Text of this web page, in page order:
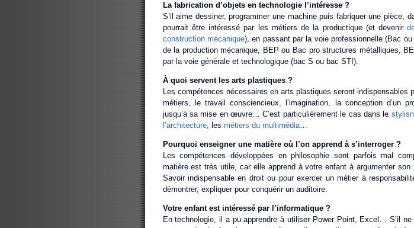
La fabrication d’objets en technologie l’intéresse ?
S’il aime dessiner, programmer une machine puis fabriquer une pièce,
pourrait être intéressé par les métiers de la productique (et devenir
construction mécanique), en passant par la voie professionnelle (Bac
de la production mécanique, BEP ou Bac pro structures métalliques,
par la voie générale et technologique (bac S ou bac STI).
À quoi servent les arts plastiques ?
Les compétences nécessaires en arts plastiques seront indispensables
métiers, le travail consciencieux, l’imagination, la conception d’un
jusqu’à sa mise en œuvre… C’est particulièrement le cas dans le
l’architecture, les métiers du multimédia…
Pourquoi enseigner une matière où l’on apprend à s’interroger ?
Les compétences développées en philosophie sont parfois mal
matière est très utile, car elle apprend à votre enfant à argumenter son
Savoir indispensable en droit ou pour exercer un métier à
démontrer, expliquer pour conquérir un auditoire.
Votre enfant est intéressé par l’informatique ?
En technologie, il a pu apprendre à utiliser Power Point, Excel… S’il ne